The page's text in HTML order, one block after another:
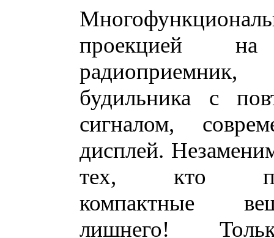
проекцией на
будильника с
сигналом,
дисплей.
тех, кто
компактные
лишнего!